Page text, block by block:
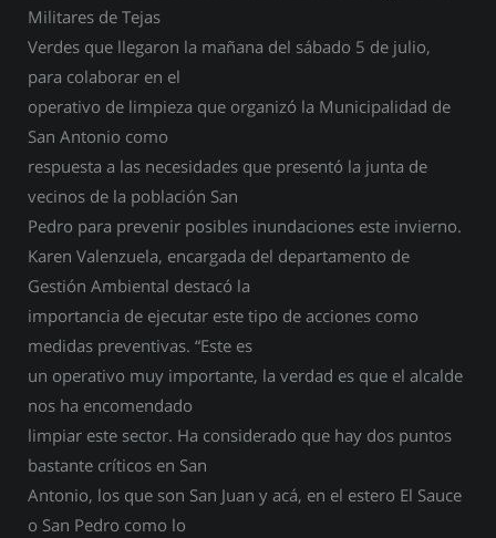
Militares de Tejas
Verdes que llegaron la mañana del sábado 5 de julio,
para colaborar en el
operativo de limpieza que organizó la Municipalidad de
San Antonio como
respuesta a las necesidades que presentó la junta de
vecinos de la población San
Pedro para prevenir posibles inundaciones este invierno.
Karen Valenzuela, encargada del departamento de
Gestión Ambiental destacó la
importancia de ejecutar este tipo de acciones como
medidas preventivas. “Este es
un operativo muy importante, la verdad es que el alcalde
nos ha encomendado
limpiar este sector. Ha considerado que hay dos puntos
bastante críticos en San
Antonio, los que son San Juan y acá, en el estero El Sauce
o San Pedro como lo